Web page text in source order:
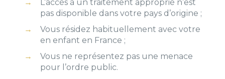
L’accès à un traitement approprié n’est
pas disponible dans votre pays d’origine ;
Vous résidez habituellement avec votre
en enfant en France ;
Vous ne représentez pas une menace
pour l’ordre public.